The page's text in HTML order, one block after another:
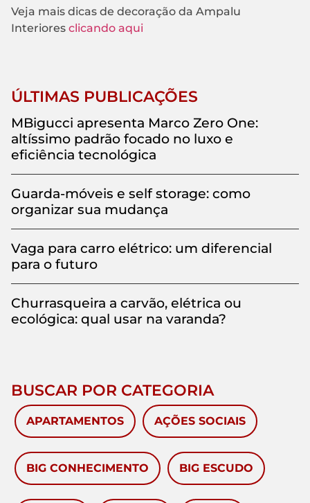
Veja mais dicas de decoração da Ampalu
Interiores clicando aqui
ÚLTIMAS PUBLICAÇÕES
MBigucci apresenta Marco Zero One:
altíssimo padrão focado no luxo e
eficiência tecnológica
Guarda-móveis e self storage: como
organizar sua mudança
Vaga para carro elétrico: um diferencial
para o futuro
Churrasqueira a carvão, elétrica ou
ecológica: qual usar na varanda?
BUSCAR POR CATEGORIA
APARTAMENTOS AÇÕES SOCIAIS
BIG CONHECIMENTO BIG ESCUDO